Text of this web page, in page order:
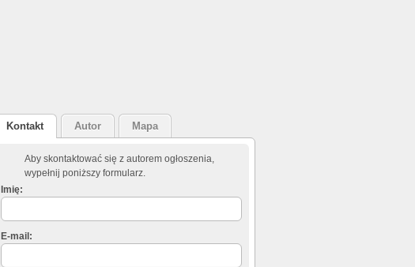
Kontakt Autor Mapa
Aby skontaktować się z autorem ogłoszenia,
wypełnij poniższy formularz.
Imię:
E-mail: